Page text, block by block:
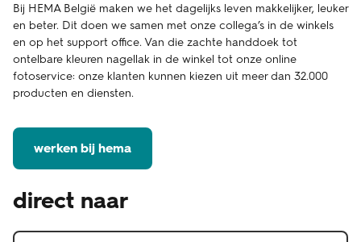
Bij HEMA België maken we het dagelijks leven makkelijker, leuker
en beter. Dit doen we samen met onze collega’s in de winkels
en op het support office. Van die zachte handdoek tot
ontelbare kleuren nagellak in de winkel tot onze online
fotoservice: onze klanten kunnen kiezen uit meer dan 32.000
producten en diensten.
werken bij hema
direct naar